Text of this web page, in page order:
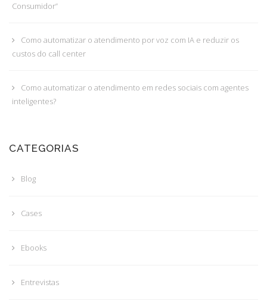
Consumidor”
Como automatizar o atendimento por voz com IA e reduzir os
custos do call center
Como automatizar o atendimento em redes sociais com agentes
inteligentes?
CATEGORIAS
Blog
Cases
Ebooks
Entrevistas